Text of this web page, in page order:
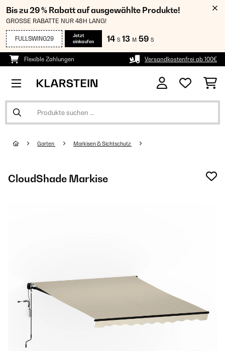
Bis zu 29 % Rabatt auf ausgewählte Produkte!
GROSSE RABATTE NUR 48H LANG!
FULLSWING29
Jetzt
einkaufen
14 S 13 M 57 S
Flexible Zahlungen Versandkostenfrei ab 100€
Garten Markisen & Sichtschutz
CloudShade Markise